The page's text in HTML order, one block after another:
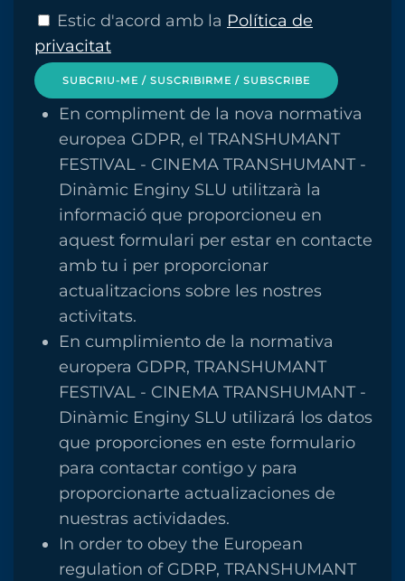
Estic d'acord amb la Política de
privacitat
SUBCRIU-ME / SUSCRIBIRME / SUBSCRIBE
En compliment de la nova normativa
europea GDPR, el TRANSHUMANT
FESTIVAL - CINEMA TRANSHUMANT -
Dinàmic Enginy SLU utilitzarà la
informació que proporcioneu en
aquest formulari per estar en contacte
amb tu i per proporcionar
actualitzacions sobre les nostres
activitats.
En cumplimiento de la normativa
europera GDPR, TRANSHUMANT
FESTIVAL - CINEMA TRANSHUMANT -
Dinàmic Enginy SLU utilizará los datos
que proporciones en este formulario
para contactar contigo y para
proporcionarte actualizaciones de
nuestras actividades.
In order to obey the European
regulation of GDRP, TRANSHUMANT